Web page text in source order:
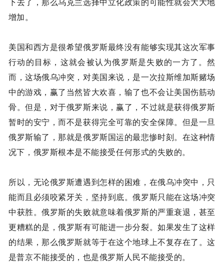
下去了，那么乌克兰选择中立化政策的可能性就会大大地
增加。
美国和西方是很希望俄罗斯最终没有能够实现其这次军事
行动的目标，这就会被认为俄罗斯是失败的一方了。然
而，这场俄乌冲突，对美国来说，是一次拉斯维加斯赌场
中的游戏，赢了当然皆大欢喜，输了也不会让美国伤筋动
骨。但是，对于俄罗斯来说，赢了，不过就是获得俄罗斯
暂时的安宁，而不是获得完全可靠的安全保障。但是一旦
俄罗斯输了，那就是俄罗斯国运的最悲惨时刻。在这种情
况下，俄罗斯根本是不能接受任何形式的失败的。
所以，无论俄罗斯遭遇到怎样的困难，在俄乌冲突中，只
能而且必须咬紧牙关，坚持到底。俄罗斯只能在这场冲突
中获胜。俄罗斯的失败就意味着俄罗斯的严重衰退，甚至
更糟糕的是，俄罗斯有可能进一步分裂。如果发生了这样
的结果，那么俄罗斯就等于在这个地球上不复存在了。这
是普京不能接受的，也是俄罗斯人民不能接受的。